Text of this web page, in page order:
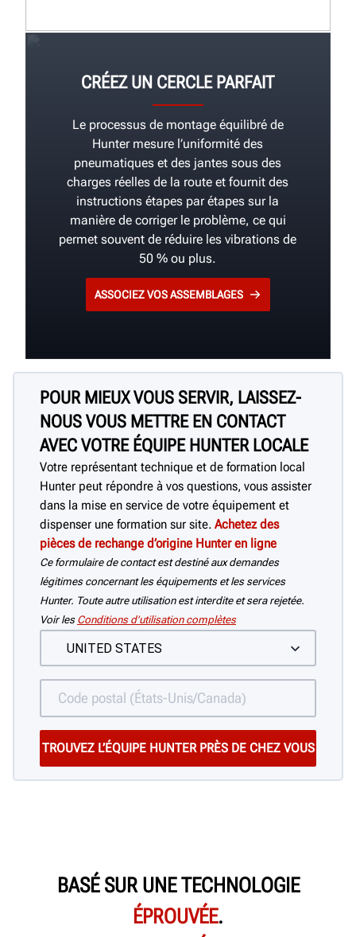
CRÉEZ UN CERCLE PARFAIT
Le processus de montage équilibré de
Hunter mesure l’uniformité des
pneumatiques et des jantes sous des
charges réelles de la route et fournit des
instructions étapes par étapes sur la
manière de corriger le problème, ce qui
permet souvent de réduire les vibrations de
50 % ou plus.
ASSOCIEZ VOS ASSEMBLAGES
POUR MIEUX VOUS SERVIR, LAISSEZ-
NOUS VOUS METTRE EN CONTACT
AVEC VOTRE ÉQUIPE HUNTER LOCALE
Votre représentant technique et de formation local
Hunter peut répondre à vos questions, vous assister
dans la mise en service de votre équipement et
dispenser une formation sur site. Achetez des
pièces de rechange d’origine Hunter en ligne
Ce formulaire de contact est destiné aux demandes
légitimes concernant les équipements et les services
Hunter. Toute autre utilisation est interdite et sera rejetée.
Voir les Conditions d’utilisation complètes
BASÉ SUR UNE TECHNOLOGIE
ÉPROUVÉE.